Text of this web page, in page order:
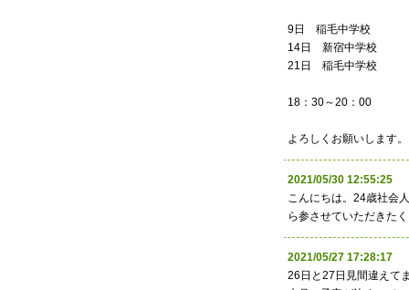
9日 稲毛中学校
14日 新宿中学校
21日 稲毛中学校
18：30～20：00
よろしくお願いします。
2021/05/30 12:55:25
こんにちは。24歳社会
ら参させていただきた
2021/05/27 17:28:17
26日と27日見間違えて